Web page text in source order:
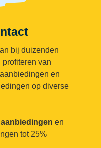
bij duizenden
profiteren van
en
op diverse
en
tot 25%